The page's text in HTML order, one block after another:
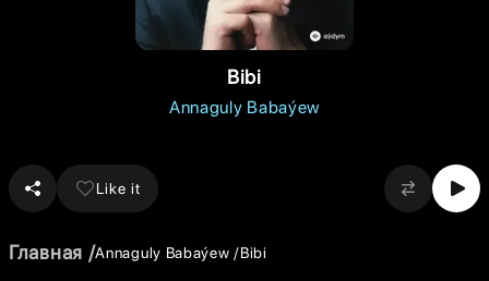
Bibi
Annaguly Babaýew
Like it
Главная Annaguly Babaýew Bibi